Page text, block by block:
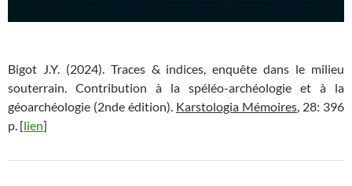
Bigot J.Y. (2024). Traces & indices, enquête dans le milieu
souterrain. Contribution à la spéléo-archéologie et à la
géoarchéologie (2nde édition). Karstologia Mémoires, 28: 396
p. [lien]